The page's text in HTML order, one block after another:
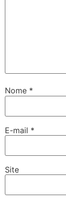
Nome *
E-mail *
Site